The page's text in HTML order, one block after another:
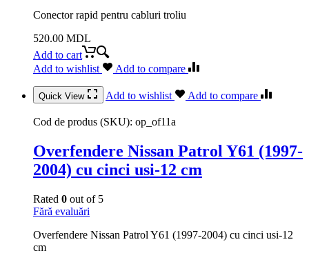
Conector rapid pentru cabluri troliu
520.00 MDL
Add to cart
Add to wishlist
Add to compare
Quick View Add to wishlist Add to compare
Cod de produs (SKU): op_of11a
Overfendere Nissan Patrol Y61 (1997-
2004) cu cinci usi-12 cm
Rated 0 out of 5
Fără evaluări
Overfendere Nissan Patrol Y61 (1997-2004) cu cinci usi-12
cm